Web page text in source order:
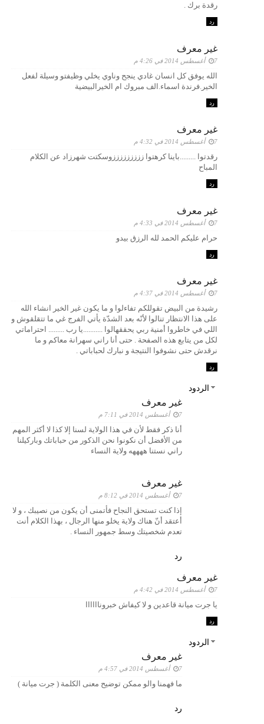
رقدة برك .
رد
غير معرف
7 أغسطس 2014 في 4:26 م
الله يوفق كل انسان غادي ينجح وناوي يخلي وظيفتو وسيلة لفعل
الخير.فرندة اسماء.الف مبروك ام الخيرالبيضية
رد
غير معرف
7 أغسطس 2014 في 4:32 م
رقدتوا .........باينا كرهتوا زززززززززوسكتت شهرزاد عن الكلام
المباح
رد
غير معرف
7 أغسطس 2014 في 4:33 م
حرام عليكم الحمد لله الرزق بيدو
رد
غير معرف
7 أغسطس 2014 في 4:37 م
رشيدة من البيض تقوللكم تفاءلوا و ما يكون غير الخير انشاء الله
على هذا الانتظار تنالوا لأنّه بعد الشدّة يأتي الفرج غي ما تتقلقوش و
اللي في خاطروا أمنية ربي يحققهالوا ...........يا رب ......... احتراماتي
لكل من يتابع هذه الصفحة . حتى أنا راني سهرانة معاكم و ما
نرقدش حتى نشوفوا النتيجة و نبارك لحباباتي .
رد
الردود
غير معرف
7 أغسطس 2014 في 7:11 م
أنا ذكر فقط لأن في هذا الولاية لسنا إلا كذا لا أكثر المهم
من الأفضل أن نكونوا نحن الذكور من حباباتك وباركيلنا
راني نستنا ههههه ولاية النساء
غير معرف
7 أغسطس 2014 في 8:12 م
إذا كنت تستحق النجاح فأتمنى أن يكون من نصيبك ، و لا
أعتقد أنّ هناك ولاية يخلو منها الرجال ، بهذا الكلام أنت
تعدم شخصيتك وسط جمهور النساء .
رد
غير معرف
7 أغسطس 2014 في 4:42 م
يا جرت ميانة قاعدين و لا كيفاش خبروناااااا
رد
الردود
غير معرف
7 أغسطس 2014 في 4:57 م
ما فهمنا والو ممكن توضيح معنى الكلمة ( جرت ميانة )
رد